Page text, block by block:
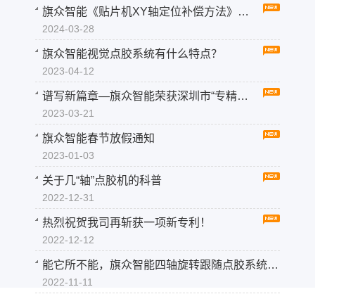
旗众智能《贴片机XY轴定位补偿方法》喜获国家发明专利
2024-03-28
旗众智能视觉点胶系统有什么特点？
2023-04-12
谱写新篇章—旗众智能荣获深圳市“专精特新”中小企业荣誉称号
2023-03-21
旗众智能春节放假通知
2023-01-03
关于几“轴”点胶机的科普
2022-12-31
热烈祝贺我司再斩获一项新专利！
2022-12-12
能它所不能，旗众智能四轴旋转跟随点胶系统太强了
2022-11-11